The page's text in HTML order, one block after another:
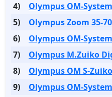
4)
Olympus OM-
5)
Olympus Zoom 35-
6)
Olympus OM-
7)
Olympus M.Zuiko
8)
Olympus OM S-
9)
Olympus OM-